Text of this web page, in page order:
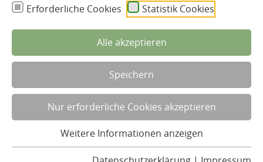
Erforderliche Cookies
Statistik Cookies
Alle akzeptieren
Speichern
Nur erforderliche Cookies akzeptieren
Weitere Informationen anzeigen
Gemeinsam gut essen!